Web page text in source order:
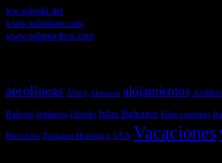
ww.soloski.net
www.solosnow.com
www.solonordico.com
aerolineas Africa Alemania alojamientos
Balears Inglaterra Islandia Islas Baleares Islas canarias
Bicicleta Turismo Histórico USA Vacaciones